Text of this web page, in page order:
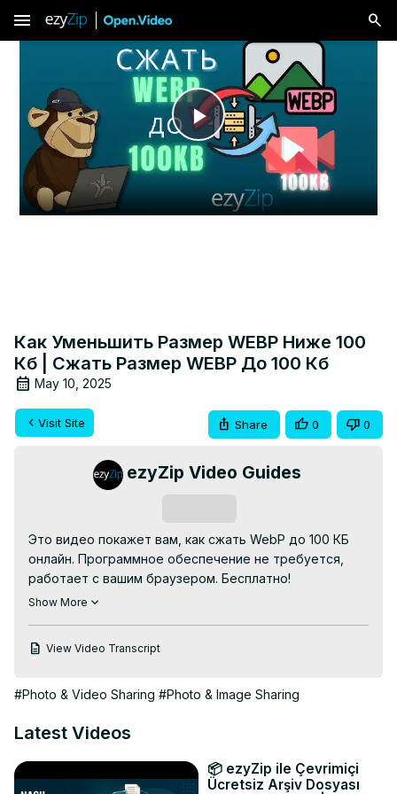
menu
Play
Video
Как Уменьшить Размер WEBP Ниже 100
Кб | Сжать Размер WEBP До 100 Кб
May 10, 2025
Visit Site Share 0 0
ezyZip Video Guides
Это видео покажет вам, как сжать WebP до 100 КБ
онлайн. Программное обеспечение не требуется,
работает с вашим браузером. Бесплатно!
Перейдите по адресу:
WebP до 100 КБ онлайн с помощью ezyZip:
выбрать файлы, размер которых вы хотите
2. Отобразится список выбранных вами файлов. Вы
умолчанию — 100 КБ) и разрешение, щелкнув
Show More
View Video Transcript
#Photo & Video Sharing #Photo & Image Sharing
Latest Videos
📦 ezyZip ile Çevrimiçi
Ücretsiz Arşiv Dosyası